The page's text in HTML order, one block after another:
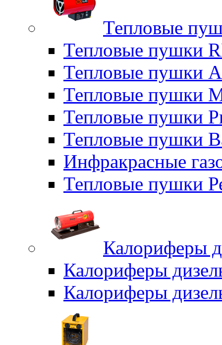
Тепловые
Тепловые пушки
Тепловые пушки
Тепловые пушки
Тепловые пушки
Тепловые пушки
Инфракрасные
Тепловые пушки
Калориферы
Калориферы
Калориферы